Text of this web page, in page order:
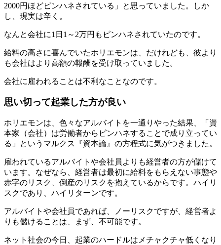
2000円ほどピンハネされている」と思っていました。しか
し、現実は辛く。
なんと会社に1日1～2万円もピンハネされていたのです。
給料の高さに喜んでいたホリエモンは、だけれども、彼より
も会社はより高額の報酬を受け取っていました。
会社に雇われることは不利なことなのです。
思い切って起業した方が良い
ホリエモンは、色々なアルバイトを一通りやった結果、「資
本家（会社）は労働者からピンハネすることで成り立ってい
る」というマルクス『資本論』の方程式に気がつきました。
雇われているアルバイトや会社員よりも経営者の方が儲けて
います。なぜなら、経営者は最初に給料をもらえない事態や
赤字のリスク、倒産のリスクを抱えているからです。ハイリ
スクであり、ハイリターンです。
アルバイトや会社員であれば、ノーリスクですが、経営者よ
りも儲けることは、まず、不可能です。
ネット社会の今日、起業のハードルはメチャクチャ低くなり